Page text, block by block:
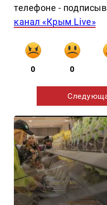
телефоне -
канал «Крым Live»
0 0